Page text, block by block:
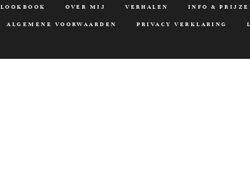
LOOKBOOK OVER MIJ VERHALEN INFO &
ALGEMENE VOORWAARDEN PRIVACY VERKLARING